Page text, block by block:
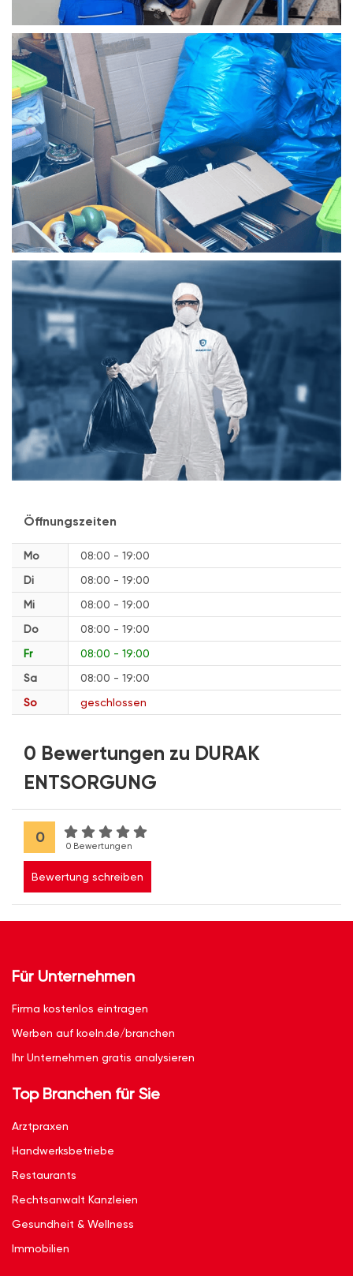
Öffnungszeiten
Mo
08:00 - 19:00
Di
08:00 - 19:00
Mi
08:00 - 19:00
Do
08:00 - 19:00
Fr
08:00 - 19:00
Sa
08:00 - 19:00
So
geschlossen
0 Bewertungen zu DURAK
ENTSORGUNG
0
0 Bewertungen
Bewertung schreiben
Für Unternehmen
Firma kostenlos eintragen
Werben auf koeln.de/branchen
Ihr Unternehmen gratis analysieren
Top Branchen für Sie
Arztpraxen
Handwerksbetriebe
Restaurants
Rechtsanwalt Kanzleien
Gesundheit & Wellness
Immobilien